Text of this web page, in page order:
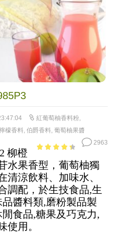
紅葡萄柚香料粉,
檬香料, 伯爵香料, 葡萄柚果醬
2963
of 5
柳橙
水果香型，葡萄柚獨
清涼飲料、加味水、
調配，於生技食品,生
醬料類,磨粉製品製
食品,糖果及巧克力,
使用。